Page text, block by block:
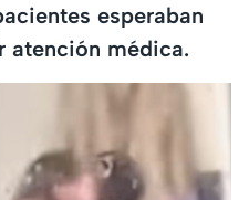
esperaban
atención médica.